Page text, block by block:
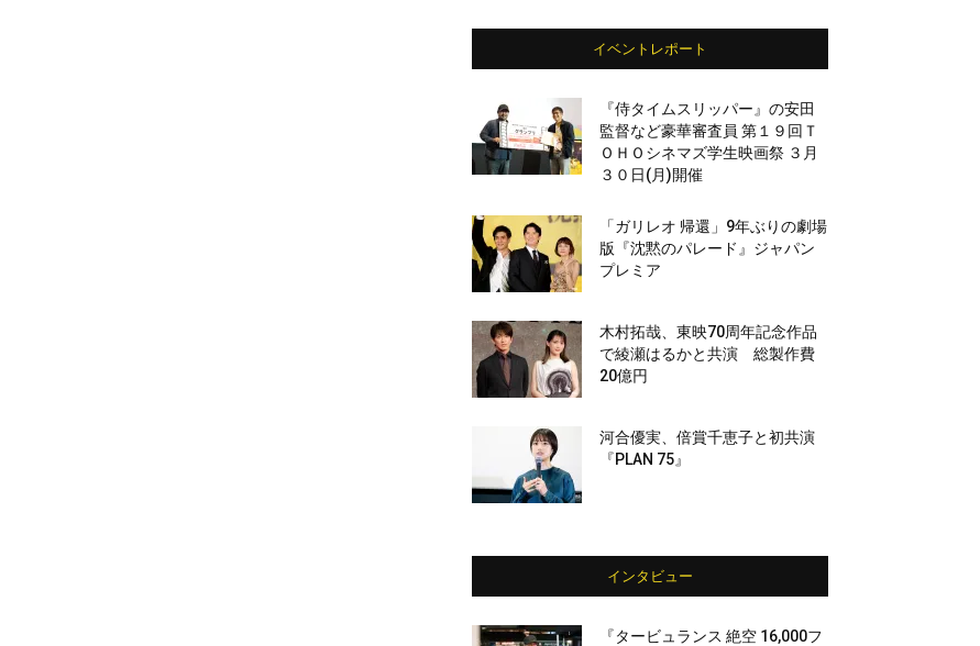
イベントレポート
『侍タイムスリッパー』の安田
監督など豪華審査員 第１９回Ｔ
ＯＨＯシネマズ学生映画祭 ３月
３０日(月)開催
「ガリレオ 帰還」9年ぶりの劇場
版『沈黙のパレード』ジャパン
プレミア
木村拓哉、東映70周年記念作品
で綾瀬はるかと共演 総製作費
20億円
河合優実、倍賞千恵子と初共演
『PLAN 75』
インタビュー
『タービュランス 絶空 16,000フ